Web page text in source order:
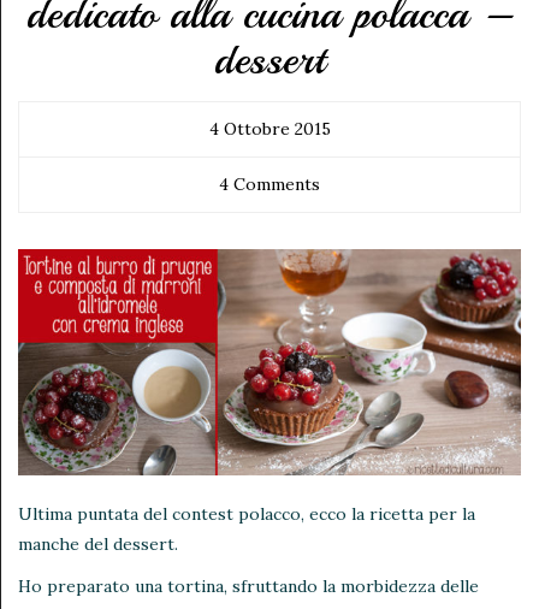
dedicato alla cucina polacca –
dessert
4 Ottobre 2015
4 Comments
Ultima puntata del contest polacco, ecco la ricetta per la
manche del dessert.
Ho preparato una tortina, sfruttando la morbidezza delle